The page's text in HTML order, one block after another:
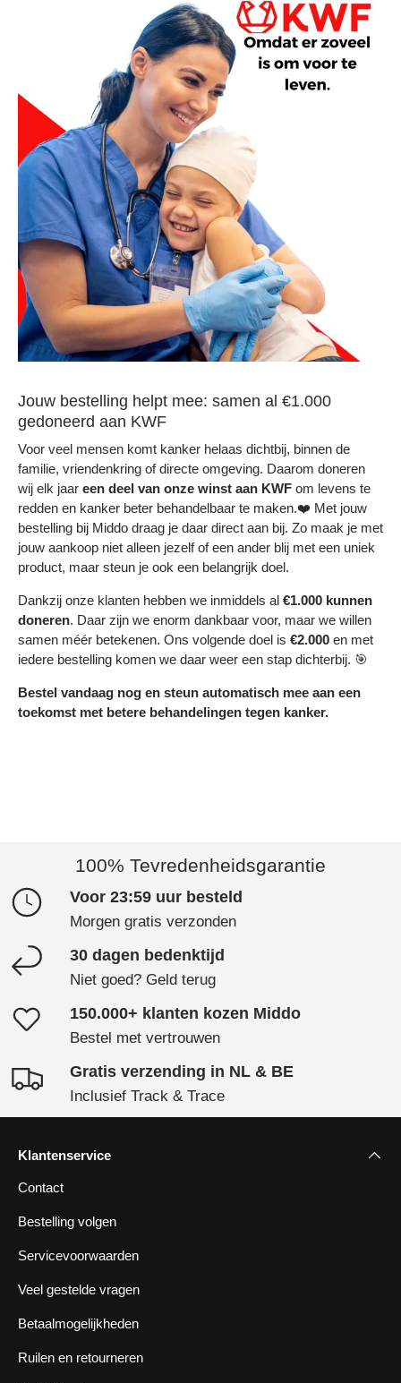
Jouw bestelling helpt mee: samen al €1.000
gedoneerd aan KWF
Voor veel mensen komt kanker helaas dichtbij, binnen de
familie, vriendenkring of directe omgeving. Daarom doneren
wij elk jaar een deel van onze winst aan KWF om levens te
redden en kanker beter behandelbaar te maken.❤️ Met jouw
bestelling bij Middo draag je daar direct aan bij. Zo maak je met
jouw aankoop niet alleen jezelf of een ander blij met een uniek
product, maar steun je ook een belangrijk doel.
Dankzij onze klanten hebben we inmiddels al €1.000 kunnen
doneren. Daar zijn we enorm dankbaar voor, maar we willen
samen méér betekenen. Ons volgende doel is €2.000 en met
iedere bestelling komen we daar weer een stap dichterbij. 🎯
Bestel vandaag nog en steun automatisch mee aan een
toekomst met betere behandelingen tegen kanker.
100% Tevredenheidsgarantie
Voor 23:59 uur besteld
Morgen gratis verzonden
30 dagen bedenktijd
Niet goed? Geld terug
150.000+ klanten kozen Middo
Bestel met vertrouwen
Gratis verzending in NL & BE
Inclusief Track & Trace
Klantenservice
Contact
Bestelling volgen
Servicevoorwaarden
Veel gestelde vragen
Betaalmogelijkheden
Ruilen en retourneren